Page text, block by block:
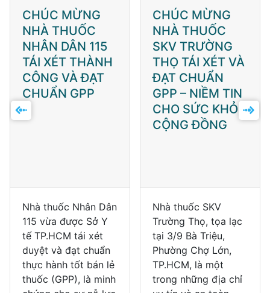
CHÚC MỪNG
NHÀ THUỐC
NHÂN DÂN 115
TÁI XÉT THÀNH
CÔNG VÀ ĐẠT
CHUẨN GPP
Nhà thuốc Nhân Dân
115 vừa được Sở Y
tế TP.HCM tái xét
duyệt và đạt chuẩn
thực hành tốt bán lẻ
thuốc (GPP), là minh
CHÚC MỪNG
NHÀ THUỐC
SKV TRƯỜNG
THỌ TÁI XÉT VÀ
ĐẠT CHUẨN
GPP – NIỀM TIN
CHO SỨC KHỎE
CỘNG ĐỒNG
Nhà thuốc SKV
Trường Thọ, tọa lạc
tại 3/9 Bà Triệu,
Phường Chợ Lớn,
TP.HCM, là một
trong những địa chỉ